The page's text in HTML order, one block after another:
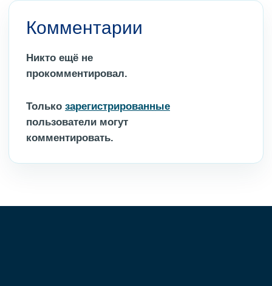
Комментарии
Никто ещё не
прокомментировал.
Только зарегистрированные
пользователи могут
комментировать.